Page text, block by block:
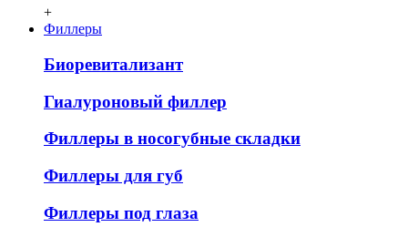
+
Филлеры
Биоревитализант
Гиалуроновый филлер
Филлеры в носогубные складки
Филлеры для губ
Филлеры под глаза